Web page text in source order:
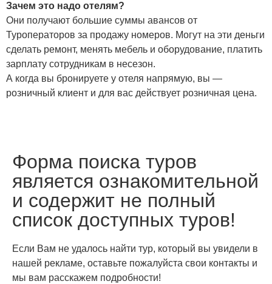
Зачем это надо отелям?
Они получают большие суммы авансов от
Туроператоров за продажу номеров. Могут на эти деньги
сделать ремонт, менять мебель и оборудование, платить
зарплату сотрудникам в несезон.
А когда вы бронируете у отеля напрямую, вы —
розничный клиент и для вас действует розничная цена.
Форма поиска туров
является ознакомительной
и содержит не полный
список доступных туров!
Если Вам не удалось найти тур, который вы увидели в
нашей рекламе, оставьте пожалуйста свои контакты и
мы вам расскажем подробности!